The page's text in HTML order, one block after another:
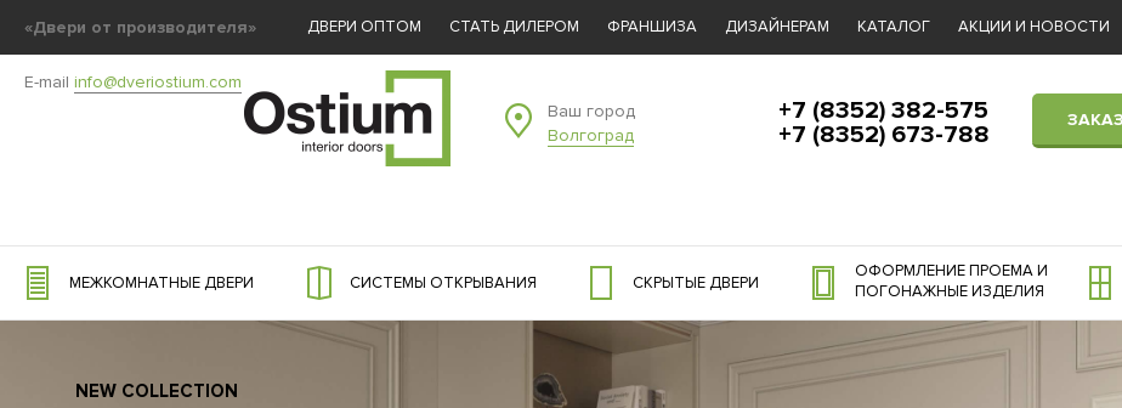
«Двери от производителя» ДВЕРИ ОПТОМ СТАТЬ ДИЛЕРОМ ФРАНШИЗА ДИЗАЙНЕРАМ КАТАЛОГ АКЦИИ И НОВОСТИ
E-mail info@dveriostium.com
Ваш город
Волгоград
+7 (8352) 382-575
+7 (8352) 673-788
МЕЖКОМНАТНЫЕ ДВЕРИ СИСТЕМЫ ОТКРЫВАНИЯ СКРЫТЫЕ ДВЕРИ
ОФОРМЛЕНИЕ ПРОЕМА И
ПОГОНАЖНЫЕ ИЗДЕЛИЯ
NEW COLLECTION